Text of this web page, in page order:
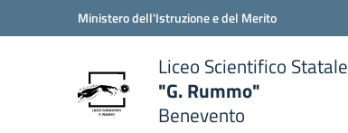
Vai ai contenuti
Vai al menu di navigazioneMinistero dell'Istruzione e del Merito
scuola
Liceo Scientifico Statale
"G. Rummo"
Benevento